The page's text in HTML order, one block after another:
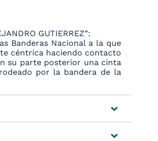
GUTIERREZ”:
Banderas Nacional a la que
céntrica haciendo contacto
su parte posterior una cinta
por la bandera de la